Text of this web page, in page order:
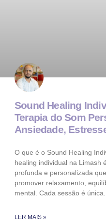
Sound Healing
Terapia do Som
Ansiedade,
O que é o Sound Healing
healing individual na Limash
profunda e personalizada
promover relaxamento,
mental. Cada sessão é única.
LER MAIS »